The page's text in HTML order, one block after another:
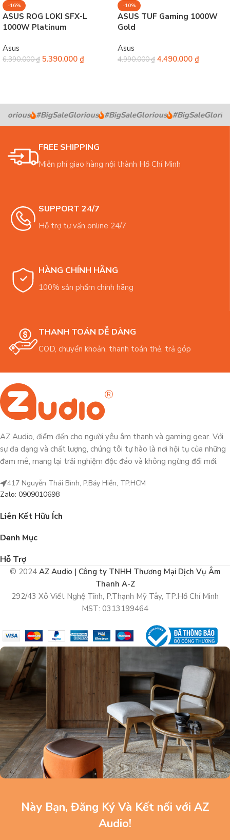
-16%
ASUS ROG LOKI SFX-L
1000W Platinum
Asus
6.390.000₫ 5.390.000 ₫
-10%
ASUS TUF Gaming 1000W
Gold
Asus
4.990.000₫ 4.490.000 ₫
#BigSaleGlorious #BigSaleGlorious
FREE SHIPPING
Miễn phí giao hàng nội thành Hồ Chí Minh
SUPPORT 24/7
Hỗ trợ tư vấn online 24/7
HÀNG CHÍNH HÃNG
100% sản phẩm chính hãng
THANH TOÁN DỄ DÀNG
COD, chuyển khoản, thanh toán thẻ, trả góp
AZ Audio, điểm đến cho người yêu âm thanh và gaming gear. Với
sự đa dạng và chất lượng, chúng tôi tự hào là nơi hội tụ của những
đam mê, mang lại trải nghiệm độc đáo và không ngừng đổi mới.
417 Nguyễn Thái Bình, P.Bảy Hiền, TP.HCM
Zalo: 0909010698
Liên Kết Hữu Ích
Danh Mục
Hỗ Trợ
© 2024 AZ Audio | Công ty TNHH Thương Mại Dịch Vụ Âm
Thanh A-Z
292/43 Xô Viết Nghệ Tĩnh, P.Thạnh Mỹ Tây, TP.Hồ Chí Minh
MST: 0313199464
Này Bạn, Đăng Ký Và Kết nối với AZ
Audio!